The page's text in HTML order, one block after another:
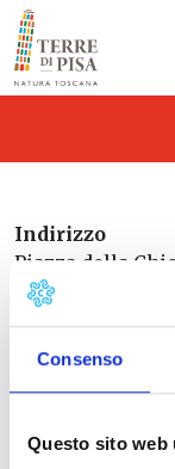
Consenso
Questo sito web
Vai al contenuto
Indirizzo
Piazza della
Ponsacco
Italia
Toscana